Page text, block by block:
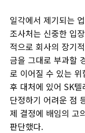
일각에서 제기되는
조사처는 신중한 입
적으로 회사의 장기
금을 그대로 부과할
로 이어질 수 있는
후 대처에 있어 SK
단정하기 어려운 점
제 결정에 배임의 고
판단했다.